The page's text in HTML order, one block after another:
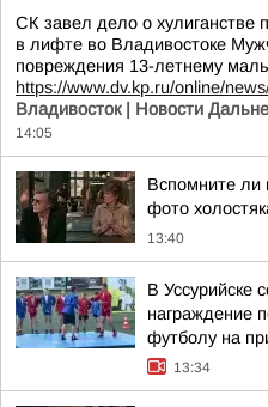
СК завел дело о хулиганстве
в лифте во Владивостоке
повреждения 13-летнему
https://www.dv.kp.ru/online/
Владивосток | Новости
14:05
Вспомните ли
фото
13:40
В Уссурийске
награждение
футболу на
13:34